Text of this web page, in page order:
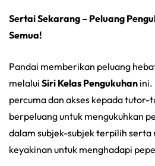
Sertai Sekarang – Peluang
Semua!
Pandai memberikan peluang
melalui Siri Kelas Pengukuhan ini.
percuma dan akses kepada
berpeluang untuk mengukuhkan
dalam subjek-subjek terpilih serta
keyakinan untuk menghadapi